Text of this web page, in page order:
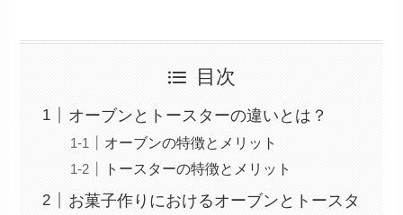
目次
オーブンとトースターの違いとは？
オーブンの特徴とメリット
トースターの特徴とメリット
お菓子作りにおけるオーブンとトースタ